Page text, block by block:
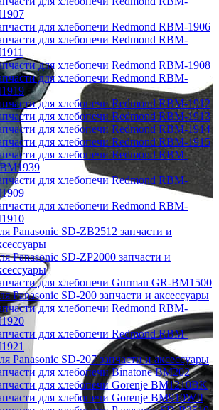
для хлебопечи Redmond RBM-1906
для хлебопечи Redmond RBM-
для хлебопечи Redmond RBM-1908
для хлебопечи Redmond RBM-
для хлебопечи Redmond RBM-1912
для хлебопечи Redmond RBM-1913
для хлебопечи Redmond RBM-1914
для хлебопечи Redmond RBM-1915
для хлебопечи Redmond RBM-
для хлебопечи Redmond RBM-
для хлебопечи Redmond RBM-
Panasonic SD-ZB2512 запчасти и
Panasonic SD-ZP2000 запчасти и
для хлебопечи Gurman GR-BM1500
Panasonic SD-200 запчасти и аксессуары
для хлебопечи Redmond RBM-
для хлебопечи Redmond RBM-
Panasonic SD-207 запчасти и аксессуары
для хлебопечи Binatone BM202
для хлебопечи Gorenje BM1210BK
для хлебопечи Gorenje BM910WII